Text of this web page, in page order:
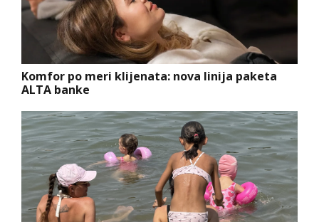
Komfor po meri klijenata: nova linija paketa
ALTA banke